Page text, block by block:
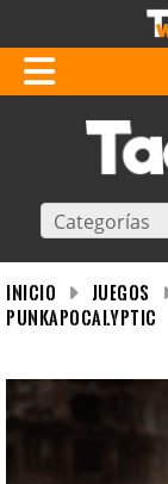
Categorías
INICIO Juegos
Punkapocalyptic